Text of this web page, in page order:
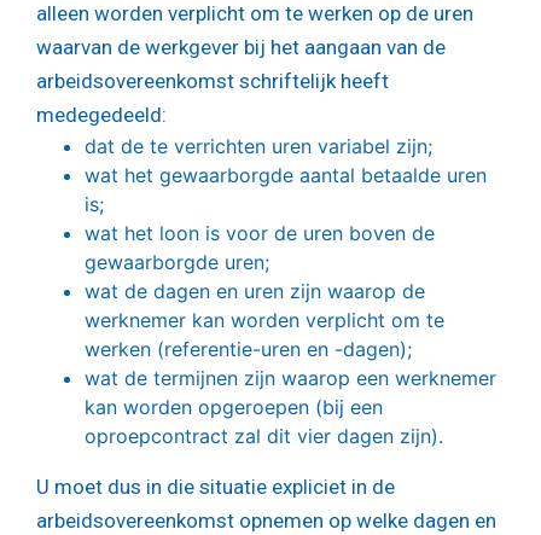
alleen worden verplicht om te werken op de uren
waarvan de werkgever bij het aangaan van de
arbeidsovereenkomst schriftelijk heeft
medegedeeld:
dat de te verrichten uren variabel zijn;
wat het gewaarborgde aantal betaalde uren
is;
wat het loon is voor de uren boven de
gewaarborgde uren;
wat de dagen en uren zijn waarop de
werknemer kan worden verplicht om te
werken (referentie-uren en -dagen);
wat de termijnen zijn waarop een werknemer
kan worden opgeroepen (bij een
oproepcontract zal dit vier dagen zijn).
U moet dus in die situatie expliciet in de
arbeidsovereenkomst opnemen op welke dagen en